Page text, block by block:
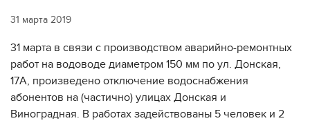
31 марта 2019
31 марта в связи с производством аварийно-ремонтных
работ на водоводе диаметром 150 мм по ул. Донская,
17А, произведено отключение водоснабжения
абонентов на (частично) улицах Донская и
Виноградная. В работах задействованы 5 человек и 2